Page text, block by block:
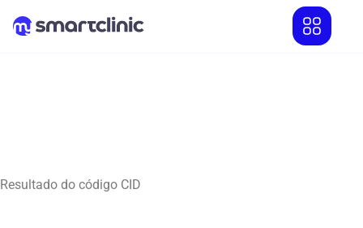
Resultado do código CID